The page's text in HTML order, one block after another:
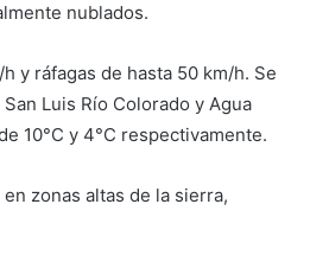
nublados.
y ráfagas de hasta 50 km/h. Se
Luis Río Colorado y Agua
10°C y 4°C respectivamente.
zonas altas de la sierra,